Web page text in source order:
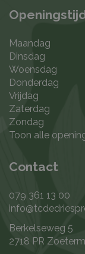
Maandag
Dinsdag
Woensdag
Donderdag
Vrijdag
Zaterdag
Zondag
Toon alle
Contact
079 361 13 00
Berkelseweg 5
2718 PR